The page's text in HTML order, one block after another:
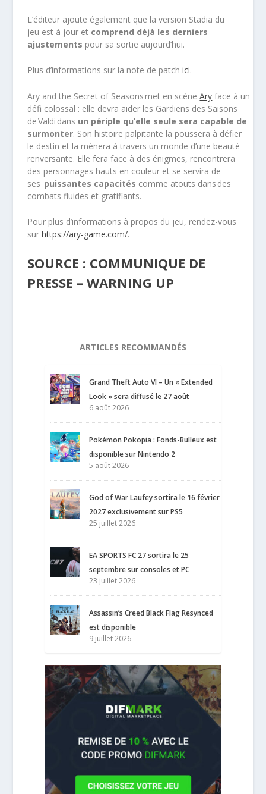
L’éditeur ajoute également que la version Stadia du
jeu est à jour et comprend déjà les derniers
ajustements pour sa sortie aujourd’hui.
Plus d’informations sur la note de patchici.
Ary and the Secret of Seasons met en scèneAry face à un
défi colossal : elle devra aider les Gardiens des Saisons
de Valdi dans un périple qu’elle seule sera capable de
surmonter. Son histoire palpitante la poussera à défier
le destin et la mènera à travers un monde d’une beauté
renversante. Elle fera face à des énigmes, rencontrera
des personnages hauts en couleur et se servira de
ses puissantes capacités comme atouts dans des
combats fluides et gratifiants.
Pour plus d’informations à propos du jeu, rendez-vous
surhttps://ary-game.com/.
SOURCE : COMMUNIQUE DE
PRESSE – WARNING UP
ARTICLES RECOMMANDÉS
Grand Theft Auto VI – Un « Extended
Look » sera diffusé le 27 août
6 août 2026
Pokémon Pokopia : Fonds-Bulleux est
disponible sur Nintendo 2
5 août 2026
God of War Laufey sortira le 16 février
2027 exclusivement sur PS5
25 juillet 2026
EA SPORTS FC 27 sortira le 25
septembre sur consoles et PC
23 juillet 2026
Assassin’s Creed Black Flag Resynced
est disponible
9 juillet 2026